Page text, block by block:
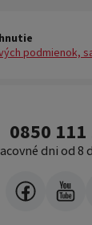
podmienok,
0850 111
dni od 8